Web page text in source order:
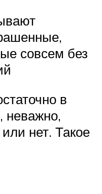
совсем без
в
неважно,
нет. Такое